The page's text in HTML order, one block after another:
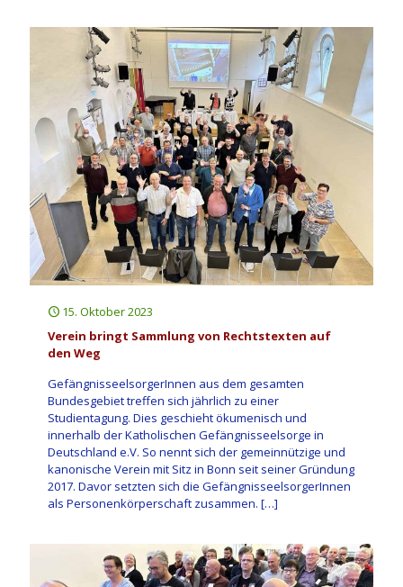
15. Oktober 2023
Verein bringt Sammlung von Rechtstexten auf
den Weg
GefängnisseelsorgerInnen aus dem gesamten
Bundesgebiet treffen sich jährlich zu einer
Studientagung. Dies geschieht ökumenisch und
innerhalb der Katholischen Gefängnisseelsorge in
Deutschland e.V. So nennt sich der gemeinnützige und
kanonische Verein mit Sitz in Bonn seit seiner Gründung
2017. Davor setzten sich die GefängnisseelsorgerInnen
als Personenkörperschaft zusammen. […]